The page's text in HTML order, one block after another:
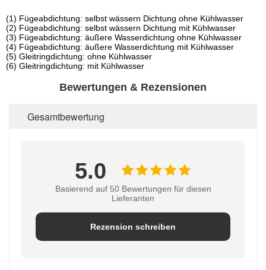
(1) Fügeabdichtung: selbst wässern Dichtung ohne Kühlwasser
(2) Fügeabdichtung: selbst wässern Dichtung mit Kühlwasser
(3) Fügeabdichtung: äußere Wasserdichtung ohne Kühlwasser
(4) Fügeabdichtung: äußere Wasserdichtung mit Kühlwasser
(5) Gleitringdichtung: ohne Kühlwasser
(6) Gleitringdichtung: mit Kühlwasser
Bewertungen & Rezensionen
Gesamtbewertung
5.0
Basierend auf 50 Bewertungen für diesen
Lieferanten
Rezension schreiben